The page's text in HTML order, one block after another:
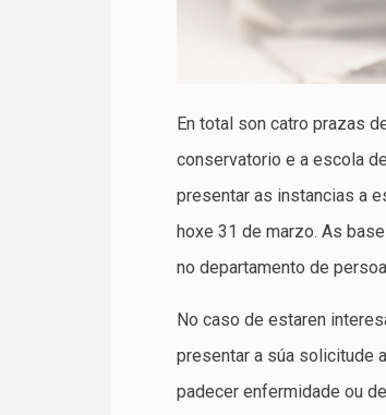
En total son catro prazas
conservatorio e a escola
presentar as instancias a
hoxe 31 de marzo. As
no departamento de
No caso de estaren
presentar a súa solicitude
padecer enfermidade ou